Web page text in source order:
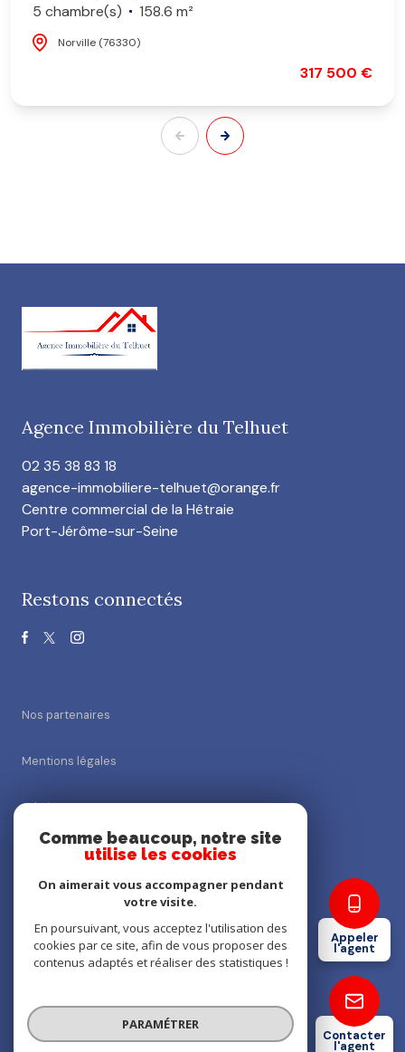
Appeler
l'agent
Contacter
l'agent
5 chambre(s)
158.6 m²
Norville (76330)
317 500 €
Agence Immobilière du Telhuet
02 35 38 83 18
agence-immobiliere-telhuet@orange.fr
Centre commercial de la Hêtraie
Port-Jérôme-sur-Seine
Restons connectés
Nos partenaires
Mentions légales
Admin
Nos honoraires
Cookies
© 2026 | Tous droits réservés
Comme beaucoup, notre site
utilise les cookies
On aimerait vous accompagner pendant
votre visite.
En poursuivant, vous acceptez l'utilisation des
cookies par ce site, afin de vous proposer des
contenus adaptés et réaliser des statistiques !
PARAMÉTRER